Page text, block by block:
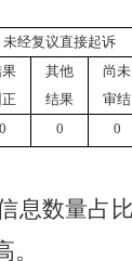
未经复议直接起诉
其他
结果
尚未
审结
0 0 0
息数量占